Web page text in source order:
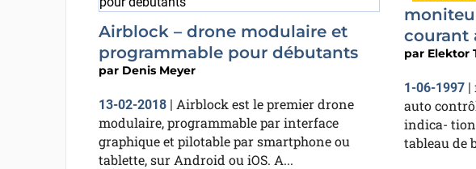
Airblock – drone modulaire et
programmable pour débutants
par Denis Meyer
13-02-2018| Airblock est le premier drone
modulaire, programmable par interface
graphique et pilotable par smartphone ou
tablette, sur Android ou iOS. A...
courant
par Elektor
1-06-1997 |
auto
indica-
tableau de